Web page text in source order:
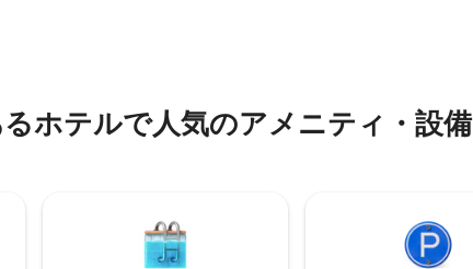
ホ⁠テ⁠ル⁠で人⁠気⁠のア⁠メ⁠ニ⁠テ⁠ィ⁠・設⁠備